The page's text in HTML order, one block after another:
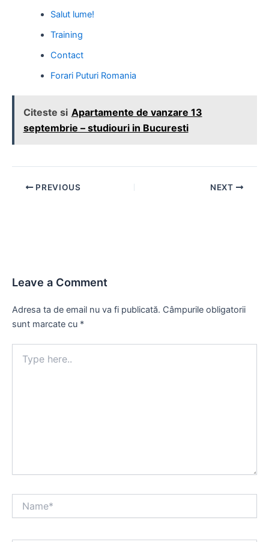
Salut lume!
Training
Contact
Forari Puturi Romania
Citeste si Apartamente de vanzare 13
septembrie – studiouri in Bucuresti
Post PREVIOUS NEXT
Leave a Comment
Adresa ta de email nu va fi publicată. Câmpurile obligatorii
sunt marcate cu *
here..